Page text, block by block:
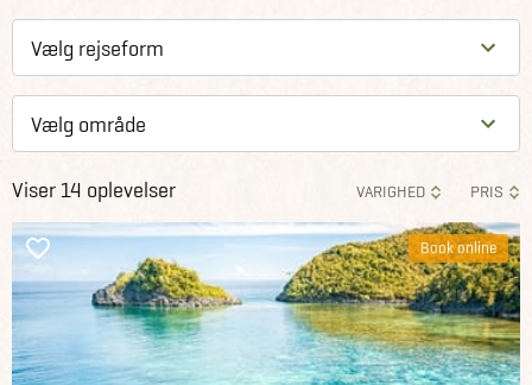
VARIGHED PRIS
Viser 14 oplevelser
Book online